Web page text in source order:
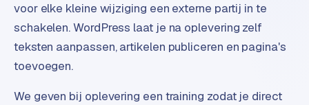
voor elke kleine wijziging een externe partij in te
schakelen. WordPress laat je na oplevering zelf
teksten aanpassen, artikelen publiceren en pagina's
toevoegen.
We geven bij oplevering een training zodat je direct